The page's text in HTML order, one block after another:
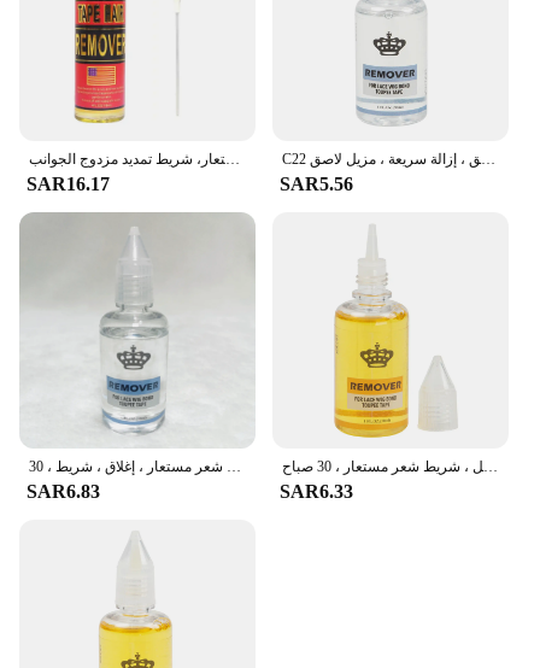
شريط في مزيل التمديد 118 مل، لاصق مزيل غراء الشعر المستعار سريع المفعول، يزيل غراء الشعر، شريط الشعر المستعار، شريط تمديد مزدوج الجوانب
SAR16.17
C22 مزيل صمغ الحمضيات ، شريط مذيب للشعر ، بخاخ مزيل لاصق ، إزالة سريعة ، مزيل لاصق ، C 22
SAR5.56
مزيل غراء الشعر المستعار للشعر المستعار ، شريط لاصق ، وصلة شعر ، مزيل واضح ، أصفر ، مزيل غراء سائل ، شعر مستعار ، إغلاق ، شريط ، 30 ks
SAR6.83
مزيل الغراء اللاصق لإطالة الشعر ، شريط جلدي ، غراء شعر مستعار بدانتيل ، شريط شعر مستعار ، 30 صباح
SAR6.33